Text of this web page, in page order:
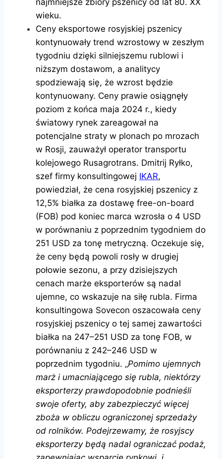
najmniejsze zbiory pszenicy od lat 80. XX
wieku.
Ceny eksportowe rosyjskiej pszenicy
kontynuowały trend wzrostowy w zeszłym
tygodniu dzięki silniejszemu rublowi i
niższym dostawom, a analitycy
spodziewają się, że wzrost będzie
kontynuowany. Ceny prawie osiągnęły
poziom z końca maja 2024 r., kiedy
światowy rynek zareagował na
potencjalne straty w plonach po mrozach
w Rosji, zauważył operator transportu
kolejowego Rusagrotrans. Dmitrij Ryłko,
szef firmy konsultingowej IKAR,
powiedział, że cena rosyjskiej pszenicy z
12,5% białka za dostawę free-on-board
(FOB) pod koniec marca wzrosła o 4 USD
w porównaniu z poprzednim tygodniem do
251 USD za tonę metryczną. Oczekuje się,
że ceny będą powoli rosły w drugiej
połowie sezonu, a przy dzisiejszych
cenach marże eksporterów są nadal
ujemne, co wskazuje na siłę rubla. Firma
konsultingowa Sovecon oszacowała ceny
rosyjskiej pszenicy o tej samej zawartości
białka na 247–251 USD za tonę FOB, w
porównaniu z 242–246 USD w
poprzednim tygodniu. „Pomimo ujemnych
marż i umacniającego się rubla, niektórzy
eksporterzy prawdopodobnie podnieśli
swoje oferty, aby zabezpieczyć więcej
zboża w obliczu ograniczonej sprzedaży
od rolników. Podejrzewamy, że rosyjscy
eksporterzy będą nadal ograniczać podaż,